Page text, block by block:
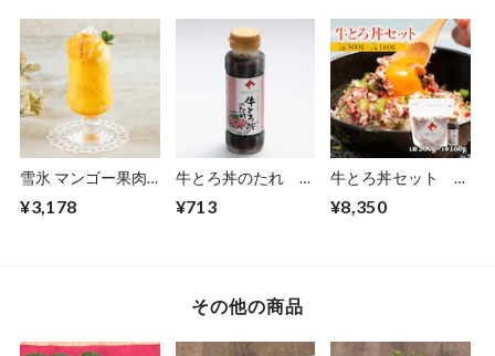
雪氷 マンゴー果肉
【30400081】【冷
¥3,178
牛とろ丼のたれ
¥713
牛とろ丼セット 牛
牛とろ丼のたれ1本
¥8,350
その他の商品